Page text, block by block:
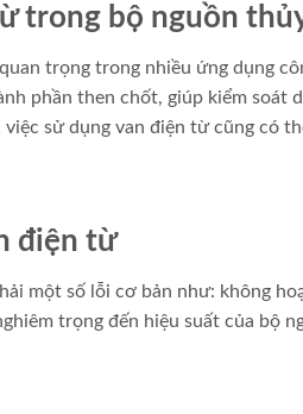
trong bộ nguồn
trọng trong nhiều ứng dụng
phần then chốt, giúp kiểm soát
sử dụng van điện từ cũng có
điện từ
một số lỗi cơ bản như: không
trọng đến hiệu suất của bộ